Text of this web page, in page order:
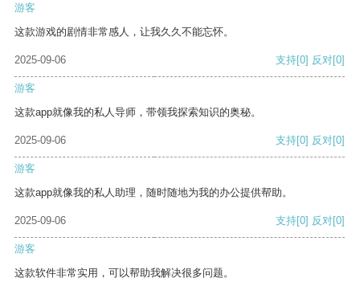
游客
这款游戏的剧情非常感人，让我久久不能忘怀。
2025-09-06 支持[0] 反对[0]
游客
这款app就像我的私人导师，带领我探索知识的奥秘。
2025-09-06 支持[0] 反对[0]
游客
这款app就像我的私人助理，随时随地为我的办公提供帮助。
2025-09-06 支持[0] 反对[0]
游客
这款软件非常实用，可以帮助我解决很多问题。